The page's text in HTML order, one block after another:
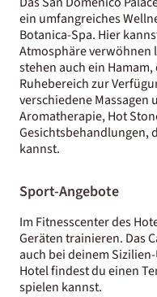
ein umfangreiches
Botanica-Spa. Hier
Atmosphäre verwöhnen
stehen auch ein
Ruhebereich zur
verschiedene
Aromatherapie, Hot
Gesichtsbehandlungen,
kannst.
Sport-Angebote
Im Fitnesscenter des
Geräten trainieren. Das
auch bei deinem
Hotel findest du einen
spielen kannst.